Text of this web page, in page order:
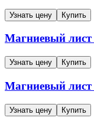
Узнать цену Купить
Магниевый лист
Узнать цену Купить
Магниевый лист
Узнать цену Купить